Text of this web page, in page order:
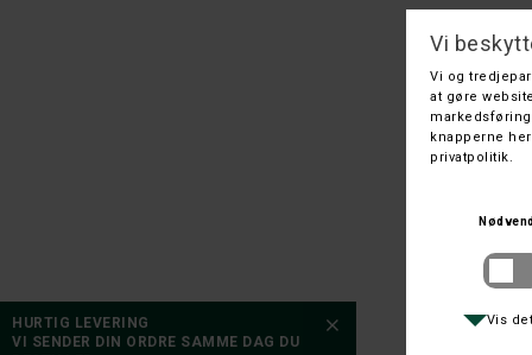
HURTIG LEVERING
VI SENDER DIN ORDRE SAMME DAG DU